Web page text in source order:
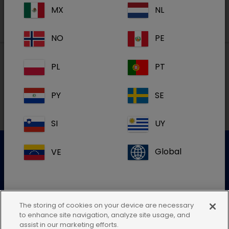
For mere information kontakt venligst vores kundeservice
Send en elektronisk forespørgsel
MX NL
NO PE
PL PT
PY SE
SI UY
VE Global
Hvis du ikke kan finde din landeadresse,
The storing of cookies on your device are necessary
to enhance site navigation, analyze site usage, and
assist in our marketing efforts.